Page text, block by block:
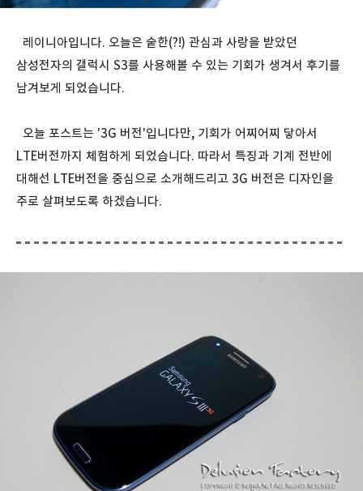
레이니아입니다. 오늘은 숱한(?!) 관심과 사랑을 받았던
삼성전자의 갤럭시 S3를 사용해볼 수 있는 기회가 생겨서 후기를
남겨보게 되었습니다.
오늘 포스트는 '3G 버전'입니다만, 기회가 어찌어찌 닿아서
LTE버전까지 체험하게 되었습니다. 따라서 특징과 기계 전반에
대해선 LTE버전을 중심으로 소개해드리고 3G 버전은 디자인을
주로 살펴보도록 하겠습니다.